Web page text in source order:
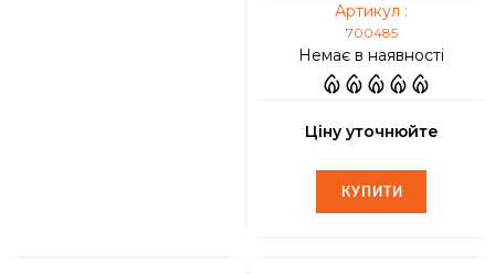
Артикул :
700485
Немає в наявності
Ціну уточнюйте
КУПИТИ
КУПИТИ